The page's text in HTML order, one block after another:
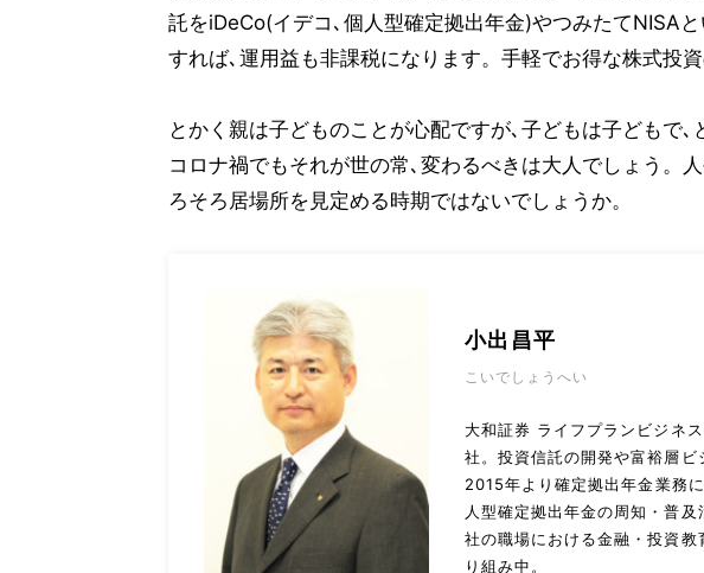
託をiDeCo(イデコ､個人型確定拠出年金)やつみたてNISA
すれば､運用益も非課税になります。手軽でお得な株式投
とかく親は子どものことが心配ですが､子どもは子どもで､
コロナ禍でもそれが世の常､変わるべきは大人でしょう。
ろそろ居場所を見定める時期ではないでしょうか。
小出昌平
こいでしょうへい
大和証券 ライフプランビジネ
社。投資信託の開発や富裕層ビ
2015年より確定拠出年金業務
人型確定拠出年金の周知・普
社の職場における金融・投資
り組み中。